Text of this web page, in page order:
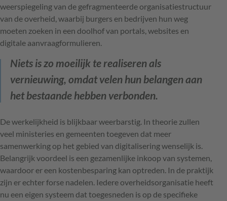
weerspiegeling van de gefragmenteerde organisatiestructuur
van de overheid, waarbij burgers en bedrijven hun weg
moeten zoeken in een doolhof van portals, websites en
digitale aanvraagformulieren.
Niets is zo moeilijk te realiseren als
vernieuwing, omdat velen hun belangen aan
het bestaande hebben verbonden.
De werkelijkheid is blijkbaar weerbarstig. In theorie zullen
veel ministeries en gemeenten toegeven dat meer
samenwerking op het gebied van digitalisering wenselijk is.
Belangrijk voordeel is een gezamenlijke inkoop van systemen,
waardoor er een kostenbesparing kan optreden. In de praktijk
zijn er echter forse nadelen. Iedere overheidsorganisatie heeft
nu een eigen systeem dat toegesneden is op de specifieke